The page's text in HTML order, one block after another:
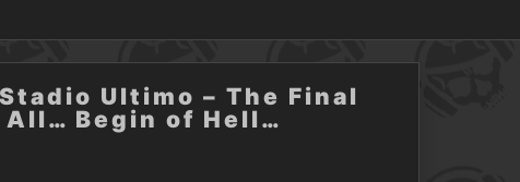
Ultimo – The Final
All… Begin of Hell…